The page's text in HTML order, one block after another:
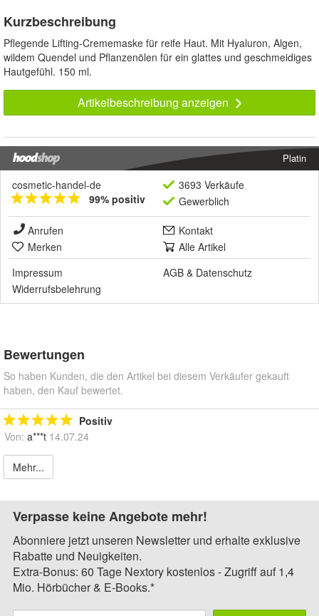
Kurzbeschreibung
Pflegende Lifting-Crememaske für reife Haut. Mit Hyaluron, Algen,
wildem Quendel und Pflanzenölen für ein glattes und geschmeidiges
Hautgefühl. 150 ml.
Artikelbeschreibung anzeigen
Platin
cosmetic-handel-de
99% positiv
3693 Verkäufe
Gewerblich
Anrufen
Kontakt
Merken
Alle Artikel
Impressum
AGB & Datenschutz
Widerrufsbelehrung
Bewertungen
So haben Kunden, die den Artikel bei diesem Verkäufer gekauft
haben, den Kauf bewertet.
Positiv
Von: a***t 14.07.24
Mehr...
Verpasse keine Angebote mehr!
Abonniere jetzt unseren Newsletter und erhalte exklusive
Rabatte und Neuigkeiten.
Extra-Bonus: 60 Tage Nextory kostenlos - Zugriff auf 1,4
Mio. Hörbücher & E-Books.*